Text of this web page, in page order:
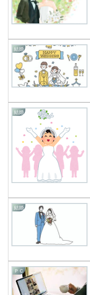
結婚
結婚
結婚
ＰＣ